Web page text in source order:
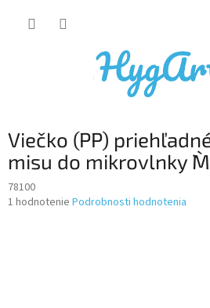
Viečko (PP)
misu do mikrovlnky
78100
Priemerné
1 hodnotenie Podrobnosti hodnotenia